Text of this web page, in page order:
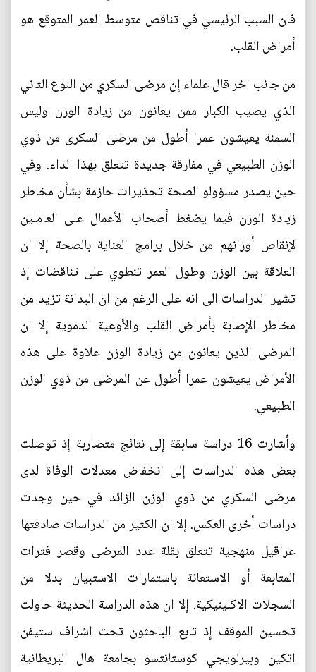
فان السبب الرئيسي في تناقص متوسط العمر المتوقع هو
أمراض القلب.
من جانب اخر قال علماء إن مرضى السكري من النوع الثاني
الذي يصيب الكبار ممن يعانون من زيادة الوزن وليس
السمنة يعيشون عمرا أطول من مرضى السكرى من ذوي
الوزن الطبيعي في مفارقة جديدة تتعلق بهذا الداء. وفي
حين يصدر مسؤولو الصحة تحذيرات حازمة بشأن مخاطر
زيادة الوزن فيما يضغط أصحاب الأعمال على العاملين
لإنقاص أوزانهم من خلال برامج العناية بالصحة إلا ان
العلاقة بين الوزن وطول العمر تنطوي على تناقضات إذ
تشير الدراسات الى انه على الرغم من ان البدانة تزيد من
مخاطر الإصابة بأمراض القلب والأوعية الدموية إلا ان
المرضى الذين يعانون من زيادة الوزن علاوة على هذه
الأمراض يعيشون عمرا أطول عن المرضى من ذوي الوزن
الطبيعي.
وأشارت 16 دراسة سابقة إلى نتائج متضاربة إذ توصلت
بعض هذه الدراسات إلى انخفاض معدلات الوفاة لدى
مرضى السكري من ذوي الوزن الزائد في حين وجدت
دراسات أخرى العكس. إلا ان الكثير من الدراسات صادفتها
عراقيل منهجية تتعلق بقلة عدد المرضى وقصر فترات
المتابعة أو الاستعانة باستمارات الاستبيان بدلا من
السجلات الاكلينيكية. إلا ان هذه الدراسة الحديثة حاولت
تحسين الموقف إذ تابع الباحثون تحت اشراف ستيفن
اتكين وبيرلويجي كوستانتسو بجامعة هال البريطانية